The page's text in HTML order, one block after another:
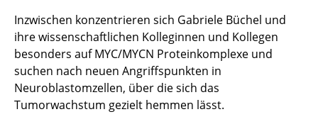
Inzwischen konzentrieren sich Gabriele Büchel und
ihre wissenschaftlichen Kolleginnen und Kollegen
besonders auf MYC/MYCN Proteinkomplexe und
suchen nach neuen Angriffspunkten in
Neuroblastomzellen, über die sich das
Tumorwachstum gezielt hemmen lässt.